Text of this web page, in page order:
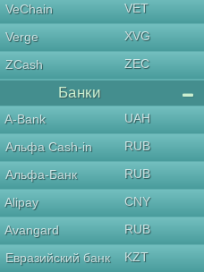
VeChain
VET
Verge
XVG
ZCash
ZEC
Банки
A-Bank
UAH
Альфа Cash-in
RUB
Альфа-Банк
RUB
Alipay
CNY
Avangard
RUB
Евразийский банк
KZT